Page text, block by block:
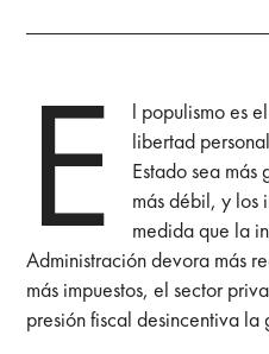
E
l populismo es
libertad
Estado sea
más débil, y los
medida que la
Administración devora más
más impuestos, el sector
presión fiscal desincentiva